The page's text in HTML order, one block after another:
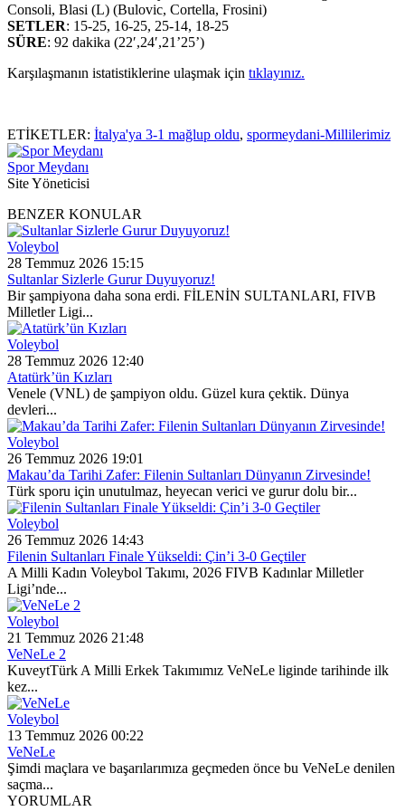
Consoli, Blasi (L) (Bulovic, Cortella, Frosini)
SETLER: 15-25, 16-25, 25-14, 18-25
SÜRE: 92 dakika (22′,24′,21’25’)
Karşılaşmanın istatistiklerine ulaşmak için tıklayınız.
ETİKETLER: İtalya'ya 3-1 mağlup oldu, spormeydani-Millilerimiz
Spor Meydanı
Site Yöneticisi
BENZER KONULAR
Voleybol
28 Temmuz 2026 15:15
Sultanlar Sizlerle Gurur Duyuyoruz!
Bir şampiyona daha sona erdi. FİLENİN SULTANLARI, FIVB
Milletler Ligi...
Voleybol
28 Temmuz 2026 12:40
Atatürk’ün Kızları
Venele (VNL) de şampiyon oldu. Güzel kura çektik. Dünya
devleri...
Voleybol
26 Temmuz 2026 19:01
Makau’da Tarihi Zafer: Filenin Sultanları Dünyanın Zirvesinde!
Türk sporu için unutulmaz, heyecan verici ve gurur dolu bir...
Voleybol
26 Temmuz 2026 14:43
Filenin Sultanları Finale Yükseldi: Çin’i 3-0 Geçtiler
A Milli Kadın Voleybol Takımı, 2026 FIVB Kadınlar Milletler
Ligi’nde...
Voleybol
21 Temmuz 2026 21:48
VeNeLe 2
KuveytTürk A Milli Erkek Takımımız VeNeLe liginde tarihinde ilk
kez...
Voleybol
13 Temmuz 2026 00:22
VeNeLe
Şimdi maçlara ve başarılarımıza geçmeden önce bu VeNeLe denilen
saçma...
YORUMLAR